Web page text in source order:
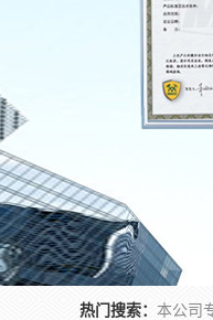
热门搜索：